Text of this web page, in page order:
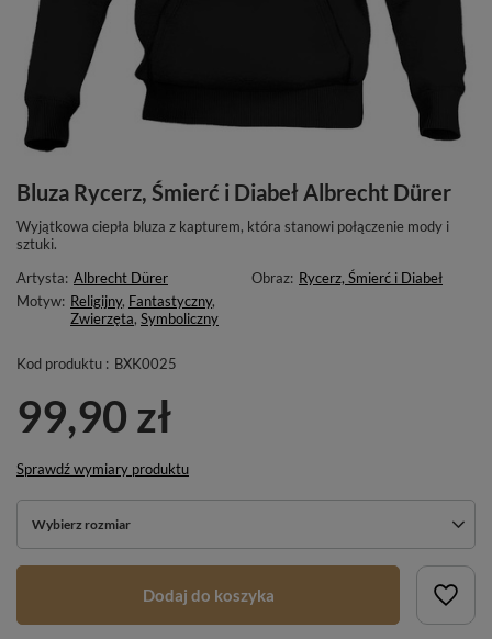
Bluza Rycerz, Śmierć i Diabeł Albrecht Dürer
Wyjątkowa ciepła bluza z kapturem, która stanowi połączenie mody i
sztuki.
Artysta: Albrecht Dürer Obraz: Rycerz, Śmierć i Diabeł
Motyw: Religijny, Fantastyczny,
Zwierzęta, Symboliczny
Kod produktu : BXK0025
99,90 zł
Sprawdź wymiary produktu
Wybierz rozmiar
Dodaj do koszyka